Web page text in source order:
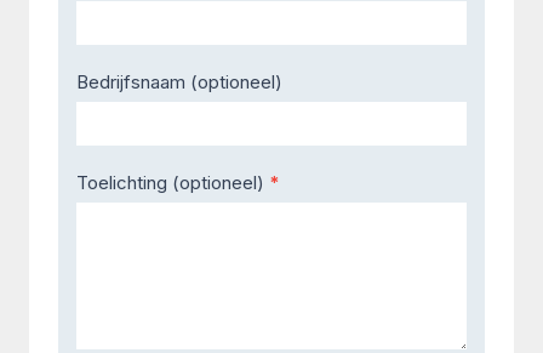
Bedrijfsnaam (optioneel)
Toelichting (optioneel) *